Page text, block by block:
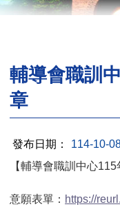
輔導會職訓
章
發布日期： 114-10-
【輔導會職訓中心115
意願表單： https://